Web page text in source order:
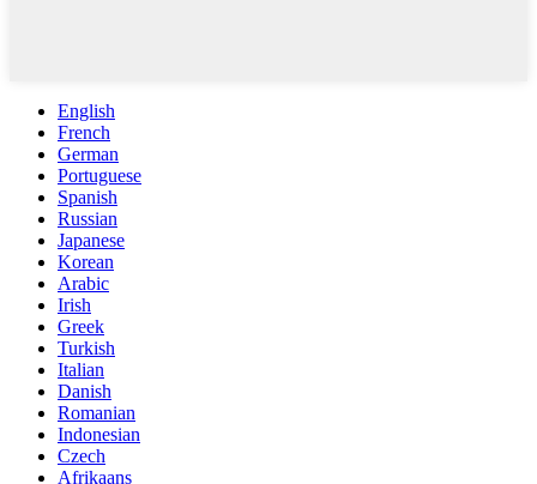
English
French
German
Portuguese
Spanish
Russian
Japanese
Korean
Arabic
Irish
Greek
Turkish
Italian
Danish
Romanian
Indonesian
Czech
Afrikaans